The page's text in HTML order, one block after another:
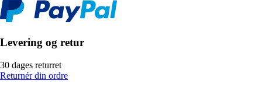
Levering og retur
30 dages returret
Returnér din ordre